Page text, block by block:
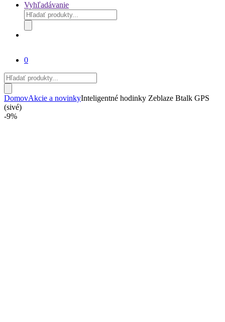
Vyhľadávanie
Products
search
0
Products
search
DomovAkcie a novinkyInteligentné hodinky Zeblaze Btalk GPS
(sivé)
-9%